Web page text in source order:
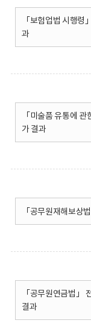
「보험업법 시행령
과
「미술품 유통에
가 결과
「공무원재해보상
「공무원연금법」
결과